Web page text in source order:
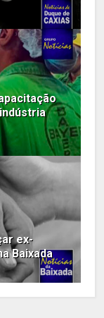
ex-
Baixada